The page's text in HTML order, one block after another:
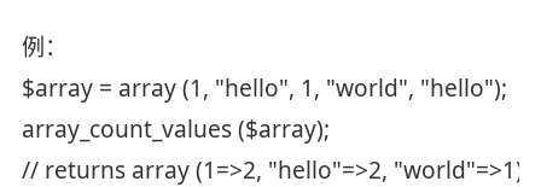
例：
$array = array (1, "hello", 1, "world", "hello");
array_count_values ($array);
// returns array (1=>2, "hello"=>2, "world"=>1)